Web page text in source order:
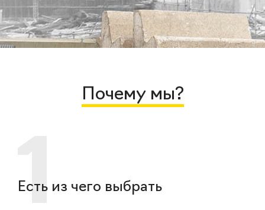
Почему мы?
Есть из чего выбрать